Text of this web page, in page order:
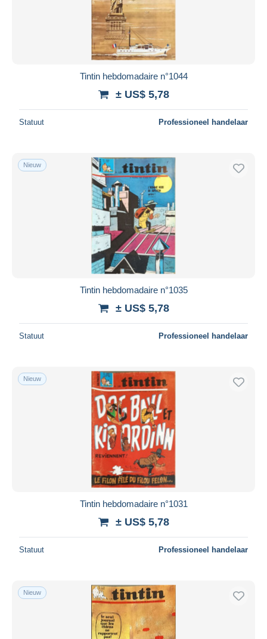
Tintin hebdomadaire n°1044
± US$ 5,78
Statuut Professioneel handelaar
Nieuw
Tintin hebdomadaire n°1035
± US$ 5,78
Statuut Professioneel handelaar
Nieuw
Tintin hebdomadaire n°1031
± US$ 5,78
Statuut Professioneel handelaar
Nieuw